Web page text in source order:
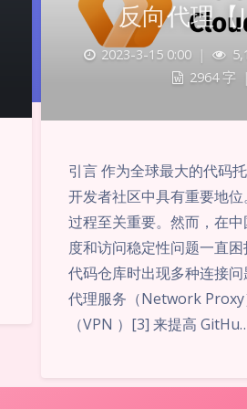
反向代理【
2023-3-15 0:00 |
2964 字
|
引言 作为全球最大的代码
开发者社区中具有重要地
过程至关重要。然而，在
度和访问稳定性问题一直
代码仓库时出现多种连接
代理服务（Network
（VPN ）[3] 来提高